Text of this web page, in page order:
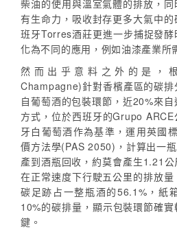
柴油的使用與溫室氣體的排放，
有生命力，吸收封存更多大氣中
班牙Torres酒莊更進一步捕捉發
化為不同的應用，例如油漆產業所
然而出乎意料之外的是，
Champagne)針對香檳產區的碳
自葡萄酒的包裝環節，近20%來
方式，位於西班牙的Grupo
牙白葡萄酒作為基準，運用英國
價方法學(PAS 2050)，計算出一
產到酒瓶回收，約莫會產生1.21
在正常速度下行駛五公里的排放
碳足跡占一整瓶酒的56.1%，紙
10%的碳排量，顯示包裝環節確
鍵。